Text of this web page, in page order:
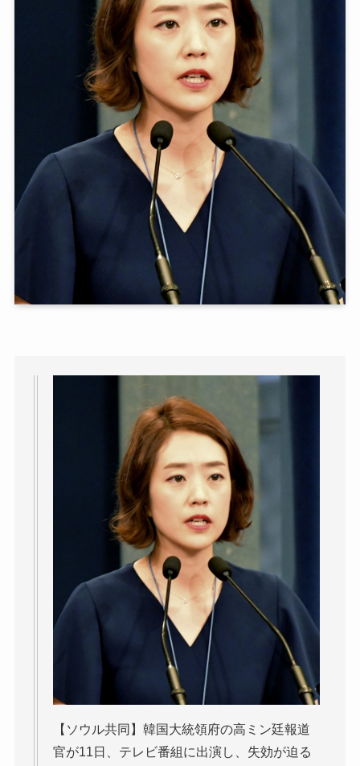
【ソウル共同】韓国大統領府の高ミン廷報道
官が11日、テレビ番組に出演し、失効が迫る